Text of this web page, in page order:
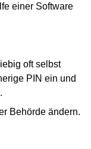
einer Software
oft selbst
PIN ein und
Behörde ändern.